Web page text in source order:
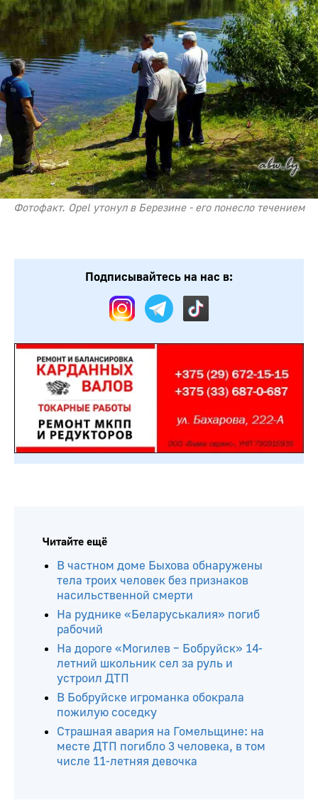
Фотофакт. Opel утонул в Березине - его понесло течением
Подписывайтесь на нас в:
Читайте ещё
В частном доме Быхова обнаружены
тела троих человек без признаков
насильственной смерти
На руднике «Беларуськалия» погиб
рабочий
На дороге «Могилев – Бобруйск» 14-
летний школьник сел за руль и
устроил ДТП
В Бобруйске игроманка обокрала
пожилую соседку
Страшная авария на Гомельщине: на
месте ДТП погибло 3 человека, в том
числе 11-летняя девочка